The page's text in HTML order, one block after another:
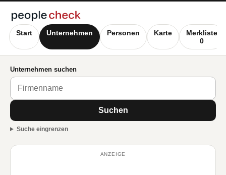
Start Unternehmen Personen Karte
Merkliste
0
Unternehmen suchen
Suchen
Suche eingrenzen
ANZEIGE